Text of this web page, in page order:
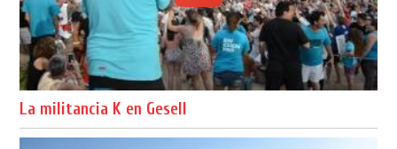
La militancia K en Gesell